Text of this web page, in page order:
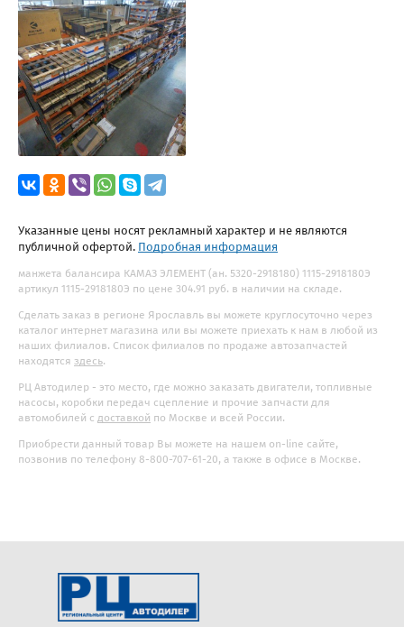
Указанные цены носят рекламный характер и не являются
публичной офертой. Подробная информация
манжета балансира КАМАЗ ЭЛЕМЕНТ (ан. 5320-2918180) 1115-2918180Э
артикул 1115-2918180Э по цене 304.91 руб. в наличии на складе.
Сделать заказ в регионе Ярославль вы можете круглосуточно через
каталог интернет магазина или вы можете приехать к нам в любой из
наших филиалов. Список филиалов по продаже автозапчастей
находятся здесь.
РЦ Автодилер - это место, где можно заказать двигатели, топливные
насосы, коробки передач сцепление и прочие запчасти для
автомобилей с доставкой по Москве и всей России.
Приобрести данный товар Вы можете на нашем on-line сайте,
позвонив по телефону 8-800-707-61-20, а также в офисе в Москве.